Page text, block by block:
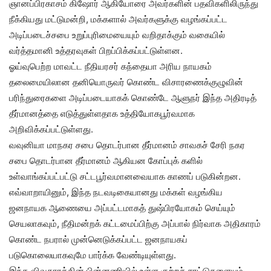
ஞானப்பிரகாசம் கிஷோர் ஆகியோரை அவர்களின் பதவிகளிலிருந்து
நீக்கியது மட்டுமன்றி, மக்களால் அவர்களுக்கு வழங்கப்பட்ட
அடிப்படைச்சபை உறுப்புரிமையையும் வறிதாக்கும் வகையில்
வர்த்தமானி உத்தரவுகள் பிறப்பிக்கப்பட்டுள்ளன.
ஓய்வுபெற்ற மாவட்ட நீதியரசர் கந்தையா அரிய நாயகம்
தலைமையிலான தனியொருவர் கொண்ட விசாரணைக்குழுவின்
பரிந்துரைகளை அடிப்படையாகக் கொண்டே ஆளுநர் இந்த அதிரடித்
தீர்மானத்தை எடுத்துள்ளதாக உத்தியோகபூர்வமாக
அறிவிக்கப்பட்டுள்ளது.
வவுனியா மாநகர சபை தொடர்பான தீர்மானம் சாவகச் சேரி நகர
சபை தொடர்பான தீர்மானம் ஆகியன கோப்புக் களில்
உள்வாங்கப்பட்பட்டு சட்டபூர்வமானவையாக காணப் படுகின்றன.
எவ்வாறாயினும், இந்த நடவடிகையானது மக்கள் வழங்கிய
ஜனநாயக ஆணையை அப்பட்டமாகத் துஷ்பிரயோகம் செய்யும்
செயலாகவும், நீதிமன்றக் கட்டமைப்பிற்கு அப்பால் நிர்வாக அதிகாரம்
கொண்ட நபரால் முன்னெடுக்கப்பட்ட ஜனநாயகப்
படுகொலையாகவுமே பார்க்க வேண்டியுள்ளது.